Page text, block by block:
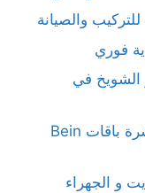
والصيانة
فوري
في
اشتراك بي ان سبورت المنطقة العاشرة باقات Bein
و الجهراء